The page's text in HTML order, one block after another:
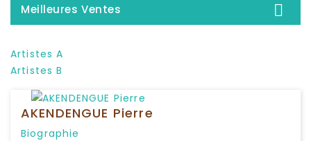
Meilleures Ventes 
Artistes A
Artistes B
AKENDENGUE Pierre
Biographie